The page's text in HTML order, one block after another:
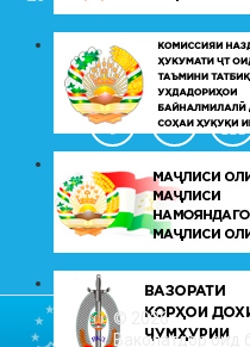
© 2026
Ваколатдор оид